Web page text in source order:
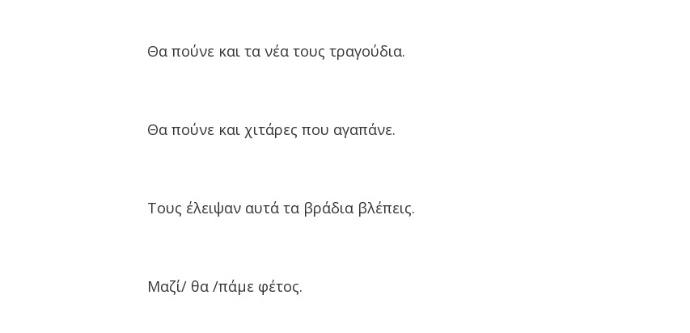
Θα πούνε και τα νέα τους τραγούδια.
Θα πούνε και χιτάρες που αγαπάνε.
Τους έλειψαν αυτά τα βράδια βλέπεις.
Μαζί/ θα /πάμε φέτος.